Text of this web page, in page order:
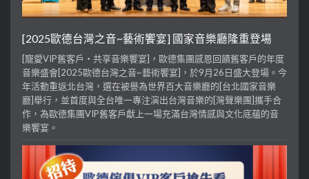
[2025歐德台灣之音~藝術饗宴] 國家音樂廳隆重登場
[寵愛VIP舊客戶・共享音樂饗宴]，歐德集團感恩回饋舊客戶的年度
音樂盛會[2025歐德台灣之音~藝術饗宴]，於9月26日盛大登場。今
年活動重返北台灣，選在被譽為世界百大音樂廳的[台北國家音樂
廳]舉行，並首度與全台唯一專注演出台灣音樂的[灣聲樂團]攜手合
作，為歐德集團VIP舊客戶獻上一場充滿台灣情感與文化底蘊的音
樂饗宴。